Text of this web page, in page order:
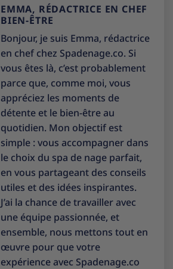
EMMA, RÉDACTRICE EN CHEF
BIEN-ÊTRE
Bonjour, je suis Emma, rédactrice
en chef chez Spadenage.co. Si
vous êtes là, c’est probablement
parce que, comme moi, vous
appréciez les moments de
détente et le bien-être au
quotidien. Mon objectif est
simple : vous accompagner dans
le choix du spa de nage parfait,
en vous partageant des conseils
utiles et des idées inspirantes.
J’ai la chance de travailler avec
une équipe passionnée, et
ensemble, nous mettons tout en
œuvre pour que votre
expérience avec Spadenage.co